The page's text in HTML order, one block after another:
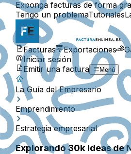
Exponga facturas de forma
Tengo un problemaTutoriales
Facturas Exportaciones
Iniciar sesión
Emitir una factura
Menú
La Guía del Empresario
Emprendimiento
Estrategia empresarial
Explorando 30k Ideas de